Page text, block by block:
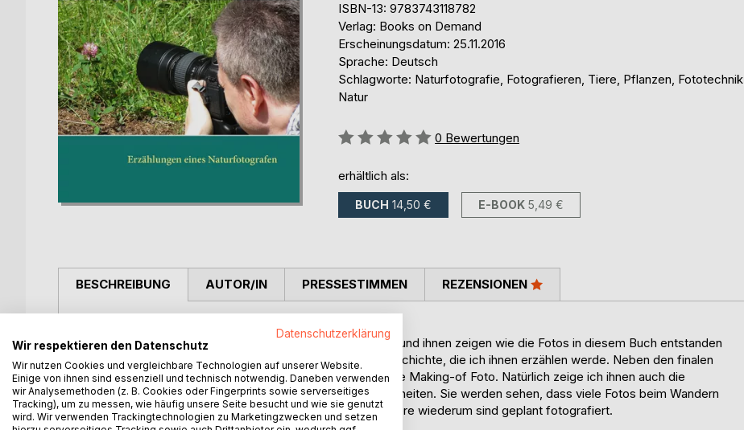
ISBN-13: 9783743118782
Verlag: Books on Demand
Erscheinungsdatum: 25.11.2016
Sprache: Deutsch
Schlagworte: Naturfotografie, Fotografieren, Tiere, Pflanzen, Fototechnik,
Natur
Bewertung::
0 Bewertungen
erhältlich als:
BUCH 14,50 € E-BOOK 5,49 €
BESCHREIBUNG
ich möchte sie auf meinen Fotowanderungen mitnehmen und ihnen zeigen wie die Fotos in diesem Buch entstanden
sind. Jedes Foto in diesem Buch hat eine Entstehungsgeschichte, die ich ihnen erzählen werde. Neben den finalen
Bildern zeige ich ihnen natürlich auch das eine oder andere Making-of Foto. Natürlich zeige ich ihnen auch die
Kameraeinstellungen und schreibe über örtliche Begebenheiten. Sie werden sehen, dass viele Fotos beim Wandern
oder einfach beim Spazierengehen entstanden sind. Andere wiederum sind geplant fotografiert.
AUTOR/IN PRESSESTIMMEN REZENSIONEN
Datenschutzerklärung
Wir respektieren den Datenschutz
Wir nutzen Cookies und vergleichbare Technologien auf unserer Website.
Einige von ihnen sind essenziell und technisch notwendig. Daneben verwenden
wir Analysemethoden (z. B. Cookies oder Fingerprints sowie serverseitiges
Tracking), um zu messen, wie häufig unsere Seite besucht und wie sie genutzt
wird. Wir verwenden Trackingtechnologien zu Marketingzwecken und setzen